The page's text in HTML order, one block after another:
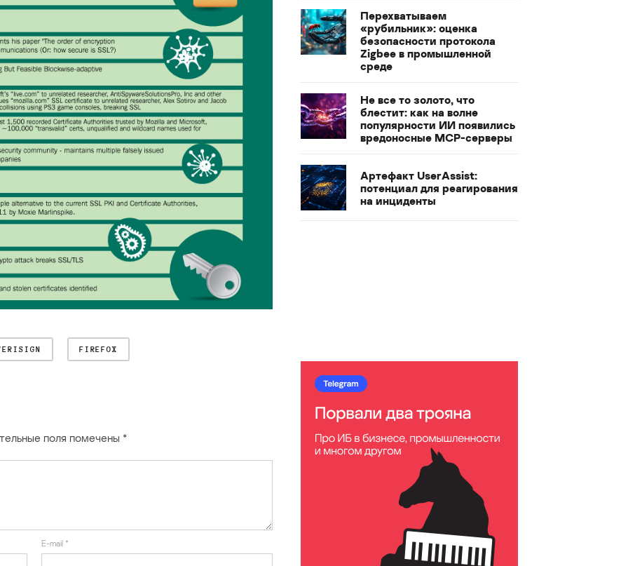
FIREFOX
поля помечены *
E-mail *
Перехватываем
«рубильник»: оценка
безопасности протокола
Zigbee в промышленной
среде
Не все то золото, что
блестит: как на волне
популярности ИИ появились
вредоносные MCP-серверы
Артефакт UserAssist:
потенциал для реагирования
на инциденты